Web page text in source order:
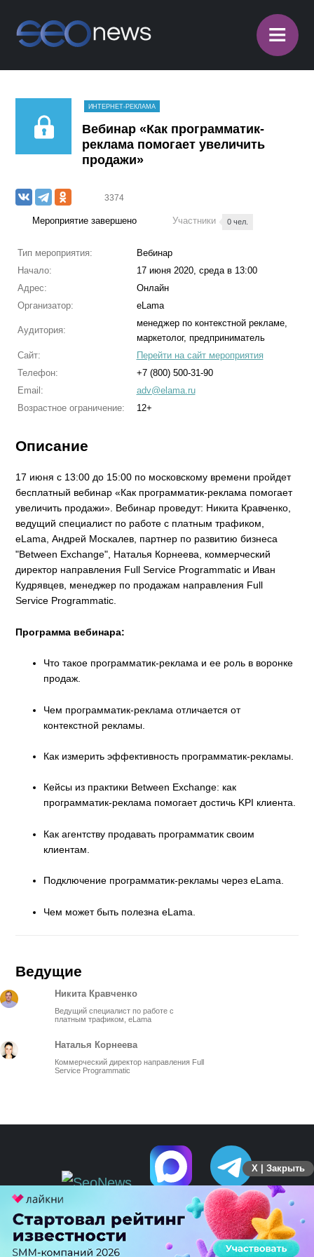
≡
ИНТЕРНЕТ-РЕКЛАМА
Вебинар «Как программатик-
реклама помогает увеличить
продажи»
3374
Мероприятие завершено Участники 0 чел.
Тип мероприятия:
Вебинар
Начало:
17 июня 2020, среда в 13:00
Адрес:
Онлайн
Организатор:
eLama
Аудитория:
менеджер по контекстной рекламе,
маркетолог, предприниматель
Сайт:
Перейти на сайт мероприятия
Телефон:
+7 (800) 500-31-90
Email:
adv@elama.ru
Возрастное ограничение:
12+
Описание
17 июня с 13:00 до 15:00 по московскому времени пройдет
бесплатный вебинар «Как программатик-реклама помогает
увеличить продажи». Вебинар проведут: Никита Кравченко,
ведущий специалист по работе с платным трафиком,
eLama, Андрей Москалев, партнер по развитию бизнеса
"Between Exchange", Наталья Корнеева, коммерческий
директор направления Full Service Programmatic и Иван
Кудрявцев, менеджер по продажам направления Full
Service Programmatic.
Программа вебинара:
Что такое программатик-реклама и ее роль в воронке
продаж.
Чем программатик-реклама отличается от
контекстной рекламы.
Как измерить эффективность программатик-рекламы.
Кейсы из практики Between Exchange: как
программатик-реклама помогает достичь KPI клиента.
Как агентству продавать программатик своим
клиентам.
Подключение программатик-рекламы через eLama.
Чем может быть полезна eLama.
Ведущие
Никита Кравченко
Ведущий специалист по работе с
платным трафиком, eLama
Наталья Корнеева
Коммерческий директор направления Full
Service Programmatic
X | Закрыть
ПЕРЕЙТИ НА ПОЛНУЮ ВЕРСИЮ
© SEOnews.ru Все права защищены. 2026